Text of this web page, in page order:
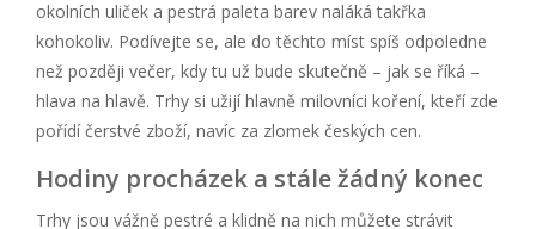
okolních uliček a pestrá paleta barev naláká takřka
kohokoliv. Podívejte se, ale do těchto míst spíš odpoledne
než později večer, kdy tu už bude skutečně – jak se říká –
hlava na hlavě. Trhy si užijí hlavně milovníci koření, kteří zde
pořídí čerstvé zboží, navíc za zlomek českých cen.
Hodiny procházek a stále žádný konec
Trhy jsou vážně pestré a klidně na nich můžete strávit